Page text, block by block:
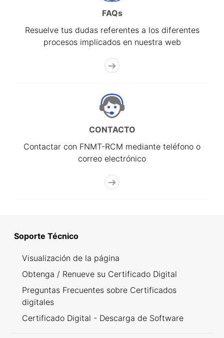
FAQs
Resuelve tus dudas referentes a los diferentes
procesos implicados en nuestra web
CONTACTO
Contactar con FNMT-RCM mediante teléfono o
correo electrónico
Soporte Técnico
Visualización de la página
Obtenga / Renueve su Certificado Digital
Preguntas Frecuentes sobre Certificados
digitales
Certificado Digital - Descarga de Software